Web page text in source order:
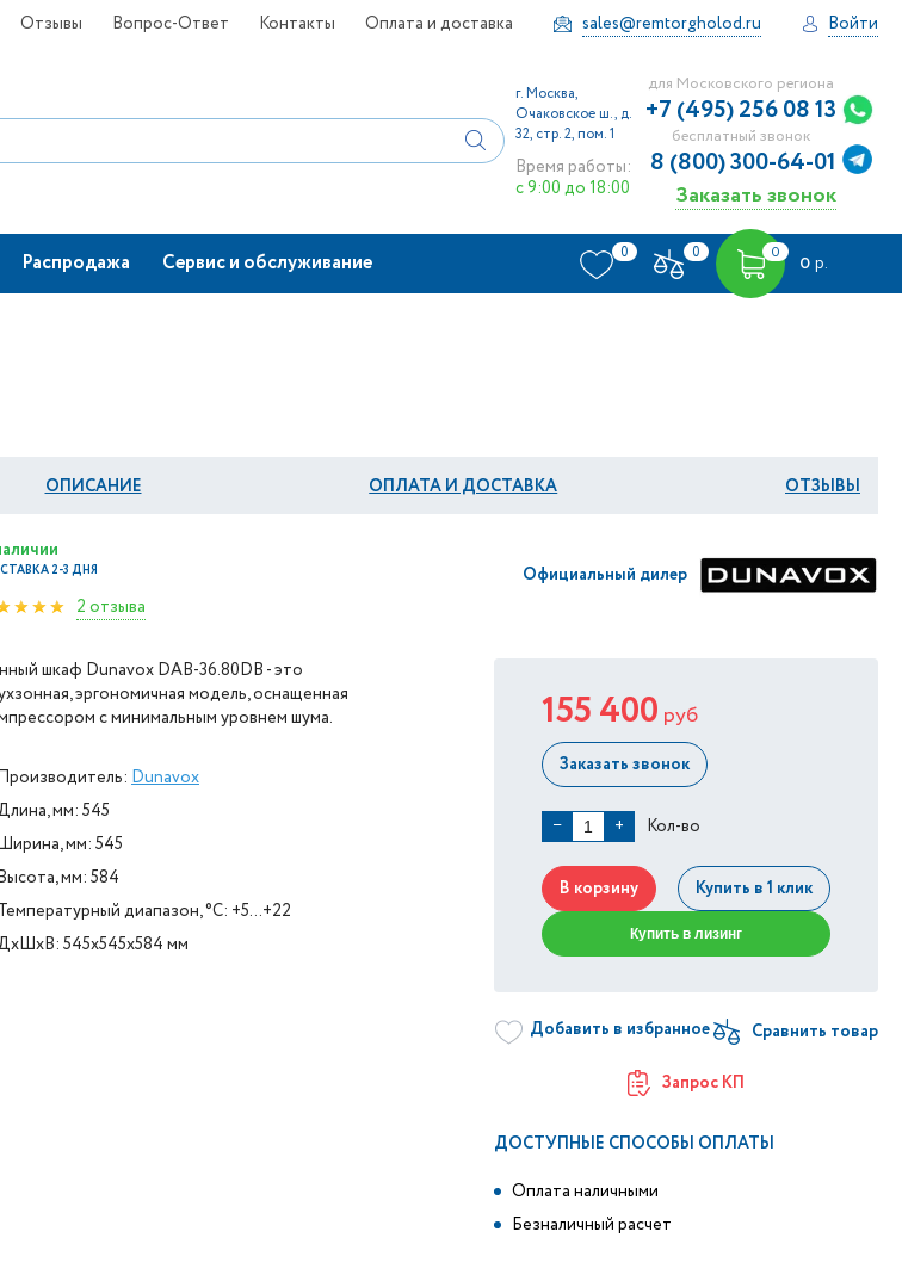
Отзывы Вопрос-Ответ Контакты Оплата и доставка sales@remtorgholod.ru Войти
г. Москва,
Очаковское ш., д.
32, стр. 2, пом. 1
Время работы:
с 9:00 до 18:00
для Московского региона
+7 (495) 256 08 13
бесплатный звонок
8 (800) 300-64-01
Заказать звонок
Распродажа Сервис и обслуживание 0 0 0
0 р.
ОПИСАНИЕ ОПЛАТА И ДОСТАВКА ОТЗЫВЫ
2-3 ДНЯ
2 отзыва
Официальный дилер
шкаф Dunavox DAB-36.80DB - это
эргономичная модель, оснащенная
с минимальным уровнем шума.
Dunavox
мм: 545
мм: 545
мм: 584
диапазон, °C: +5...+22
545x545x584 мм
155 400 руб
Заказать звонок
− + Кол-во
В корзину Купить в 1 клик
Купить в лизинг
Добавить в избранное
Запрос КП
ДОСТУПНЫЕ СПОСОБЫ ОПЛАТЫ
Оплата наличными
Безналичный расчет